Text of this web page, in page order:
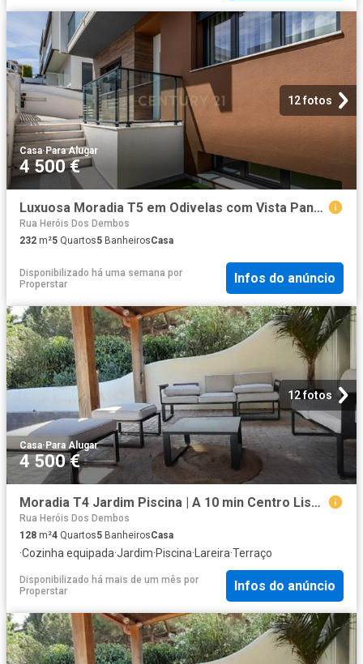
12 fotos
Casa·Para Alugar
4 500 €
Luxuosa Moradia T5 em Odivelas com Vista Panorâmica
Rua Heróis Dos Dembos
232 m²5 Quartos5 BanheirosCasa
Disponibilizado há uma semana por
Properstar
Infos do anúncio
12 fotos
Casa·Para Alugar
4 500 €
Moradia T4 Jardim Piscina | A 10 min Centro Lisboa
Rua Heróis Dos Dembos
128 m²4 Quartos5 BanheirosCasa
·Cozinha equipada·Jardim·Piscina·Lareira·Terraço
Disponibilizado há mais de um mês por
Properstar
Infos do anúncio